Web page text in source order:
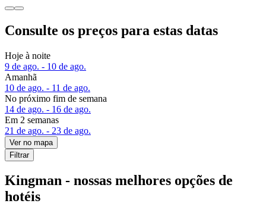
Consulte os preços para estas datas
Hoje à noite
9 de ago. - 10 de ago.
Amanhã
10 de ago. - 11 de ago.
No próximo fim de semana
14 de ago. - 16 de ago.
Em 2 semanas
21 de ago. - 23 de ago.
Ver no mapa
Filtrar
Kingman - nossas melhores opções de
hotéis